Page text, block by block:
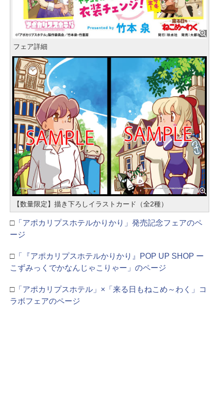
フェア詳細
【数量限定】描き下ろしイラストカード（全2種）
□ 「アポカリプスホテルかりかり」発売記念フェアのペ
ージ
□ 「『アポカリプスホテルかりかり』POP UP SHOP ー
こずみっくでかなんじゃこりゃー」のページ
□ 「アポカリプスホテル」×「来る日もねこめ～わく」コ
ラボフェアのページ